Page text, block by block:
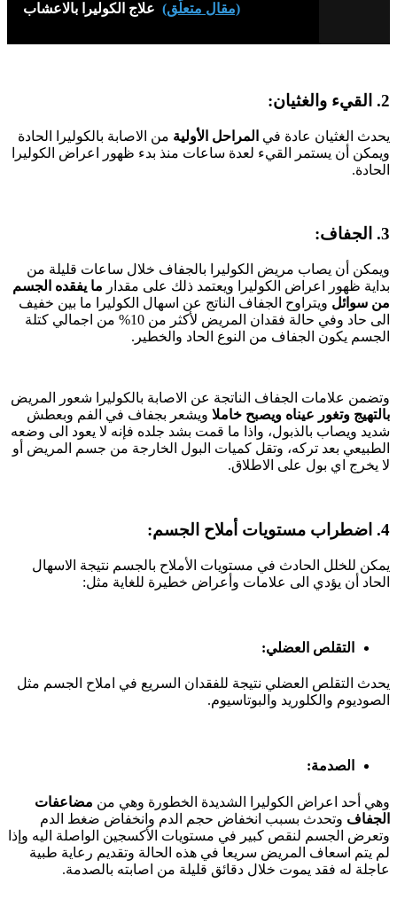
(مقال متعلّق) علاج الكوليرا بالاعشاب
2. القيء والغثيان:
يحدث الغثيان عادة في المراحل الأولية من الاصابة بالكوليرا الحادة
ويمكن أن يستمر القيء لعدة ساعات منذ بدء ظهور اعراض الكوليرا
الحادة.
3. الجفاف:
ويمكن أن يصاب مريض الكوليرا بالجفاف خلال ساعات قليلة من
بداية ظهور اعراض الكوليرا ويعتمد ذلك على مقدار ما يفقده الجسم
من سوائل ويتراوح الجفاف الناتج عن اسهال الكوليرا ما بين خفيف
الى حاد وفي حالة فقدان المريض لأكثر من 10% من اجمالي كتلة
الجسم يكون الجفاف من النوع الحاد والخطير.
وتضمن علامات الجفاف الناتجة عن الاصابة بالكوليرا شعور المريض
بالتهيج وتغور عيناه ويصبح خاملا ويشعر بجفاف في الفم وبعطش
شديد ويصاب بالذبول، واذا ما قمت بشد جلده فإنه لا يعود الى وضعه
الطبيعي بعد تركه، وتقل كميات البول الخارجة من جسم المريض أو
لا يخرج اي بول على الاطلاق.
4. اضطراب مستويات أملاح الجسم:
يمكن للخلل الحادث في مستويات الأملاح بالجسم نتيجة الاسهال
الحاد أن يؤدي الى علامات وأعراض خطيرة للغاية مثل:
التقلص العضلي:
يحدث التقلص العضلي نتيجة للفقدان السريع في املاح الجسم مثل
الصوديوم والكلوريد والبوتاسيوم.
الصدمة:
وهي أحد اعراض الكوليرا الشديدة الخطورة وهي من مضاعفات
الجفاف وتحدث بسبب انخفاض حجم الدم وانخفاض ضغط الدم
وتعرض الجسم لنقص كبير في مستويات الأكسجين الواصلة اليه وإذا
لم يتم اسعاف المريض سريعا في هذه الحالة وتقديم رعاية طبية
عاجلة له فقد يموت خلال دقائق قليلة من اصابته بالصدمة.